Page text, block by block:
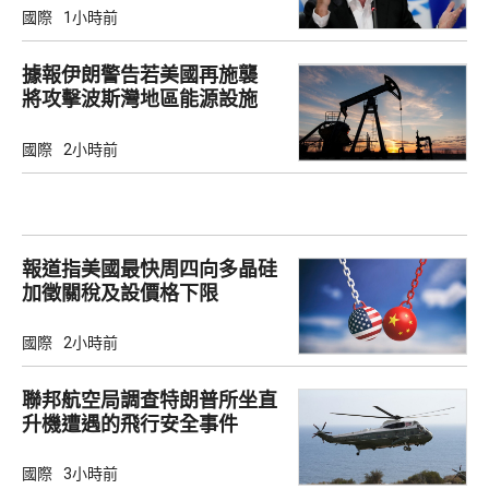
國際 1小時前
據報伊朗警告若美國再施襲
將攻擊波斯灣地區能源設施
國際 2小時前
報道指美國最快周四向多晶硅
加徵關稅及設價格下限
國際 2小時前
聯邦航空局調查特朗普所坐直
升機遭遇的飛行安全事件
國際 3小時前